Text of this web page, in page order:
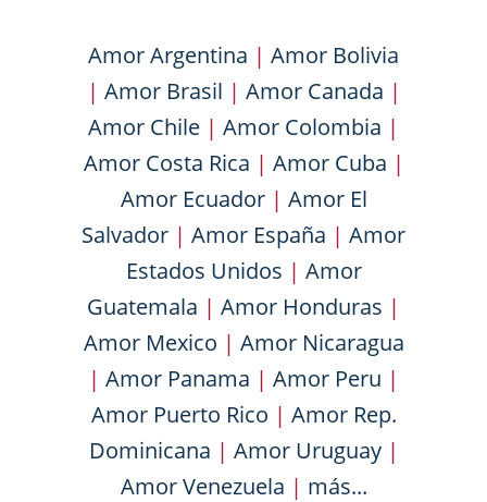
Amor Argentina | Amor Bolivia
| Amor Brasil | Amor Canada |
Amor Chile | Amor Colombia |
Amor Costa Rica | Amor Cuba |
Amor Ecuador| Amor El
Salvador | Amor España | Amor
Estados Unidos | Amor
Guatemala | Amor Honduras |
Amor Mexico | Amor Nicaragua
| Amor Panama | Amor Peru |
Amor Puerto Rico | Amor Rep.
Dominicana | Amor Uruguay|
Amor Venezuela | más...